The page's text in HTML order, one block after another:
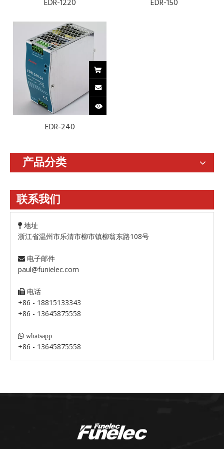
EDR-1220 EDR-150
EDR-240
产品分类
联系我们
 地址
浙江省温州市乐清市柳市镇柳翁东路108号
 电子邮件
paul@funielec.com
 电话
+86 - 18815133343
+86 - 13645875558
 whatsapp.
+86 - 13645875558